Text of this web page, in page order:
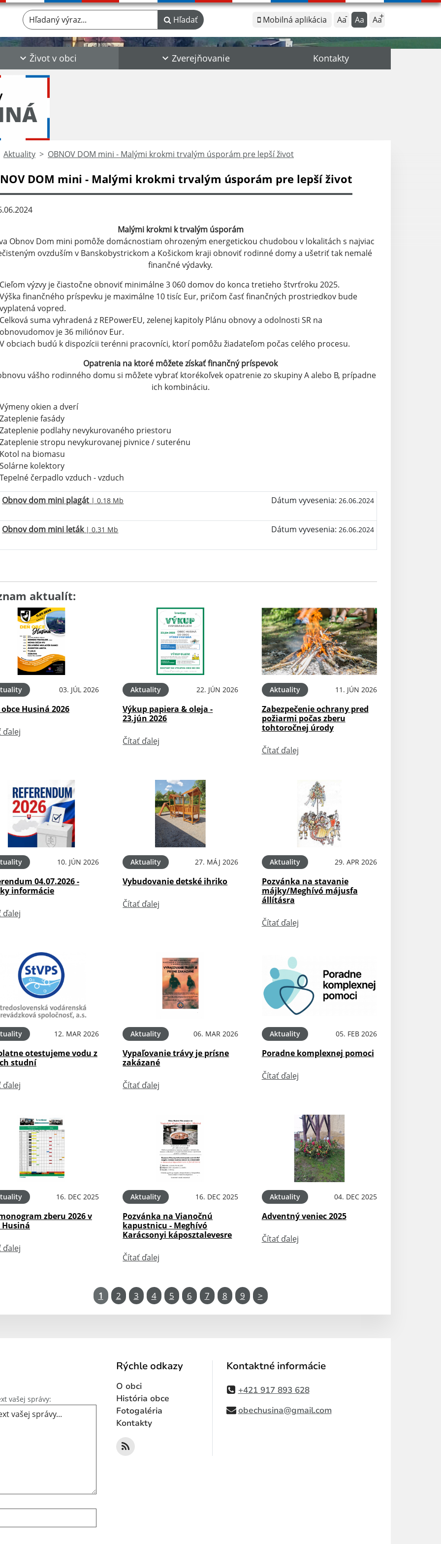
Mobilná aplikácia Aa Aa Aa
Hľadaný výraz... Hľadať
Život v obci Zverejňovanie Kontakty
Aktuality OBNOV DOM mini - Malými krokmi trvalým úsporám pre lepší život
DOM mini - Malými krokmi trvalým úsporám pre lepší život
Malými krokmi k trvalým úsporám
Obnov Dom mini pomôže domácnostiam ohrozeným energetickou chudobou v lokalitách s najviac
ovzduším v Banskobystrickom a Košickom kraji obnoviť rodinné domy a ušetriť tak nemalé
finančné výdavky.
Cieľom výzvy je čiastočne obnoviť minimálne 3 060 domov do konca tretieho štvrťroku 2025.
Výška finančného príspevku je maximálne 10 tisíc Eur, pričom časť finančných prostriedkov bude
vyplatená vopred.
Celková suma vyhradená z REPowerEU, zelenej kapitoly Plánu obnovy a odolnosti SR na
obnovudomov je 36 miliónov Eur.
V obciach budú k dispozícii terénni pracovníci, ktorí pomôžu žiadateľom počas celého procesu.
Opatrenia na ktoré môžete získať finančný príspevok
vášho rodinného domu si môžete vybrať ktorékoľvek opatrenie zo skupiny A alebo B, prípadne
ich kombináciu.
Výmeny okien a dverí
Zateplenie fasády
Zateplenie podlahy nevykurovaného priestoru
Zateplenie stropu nevykurovanej pivnice / suterénu
Kotol na biomasu
Solárne kolektory
Tepelné čerpadlo vzduch - vzduch
Obnov dom mini plagát | 0.18 Mb Dátum vyvesenia: 26.06.2024
Obnov dom mini leták| 0.31 Mb Dátum vyvesenia: 26.06.2024
aktualít:
03. JÚL 2026
Husiná 2026
ďalej
Aktuality 22. JÚN 2026
Výkup papiera & oleja -
23.jún 2026
Čítať ďalej
Aktuality 11. JÚN 2026
Zabezpečenie ochrany pred
požiarmi počas zberu
tohtoročnej úrody
Čítať ďalej
10. JÚN 2026
04.07.2026 -
informácie
ďalej
Aktuality 27. MÁJ 2026
Vybudovanie detské ihriko
Čítať ďalej
Aktuality 29. APR 2026
Pozvánka na stavanie
májky/Meghívó májusfa
állításra
Čítať ďalej
12. MAR 2026
otestujeme vodu z
studní
ďalej
Aktuality 06. MAR 2026
Vypaľovanie trávy je prísne
zakázané
Čítať ďalej
Aktuality 05. FEB 2026
Poradne komplexnej pomoci
Čítať ďalej
16. DEC 2025
zberu 2026 v
Husiná
ďalej
Aktuality 16. DEC 2025
Pozvánka na Vianočnú
kapustnicu - Meghívó
Karácsonyi káposztalevesre
Čítať ďalej
Aktuality 04. DEC 2025
Adventný veniec 2025
Čítať ďalej
1 2 3 4 5 6 7 8 9 >
vašej správy: Text vašej správy...
Rýchle odkazy
O obci
História obce
Fotogaléria
Kontakty
Kontaktné informácie
+421 917 893 628
obechusina@gmail.com